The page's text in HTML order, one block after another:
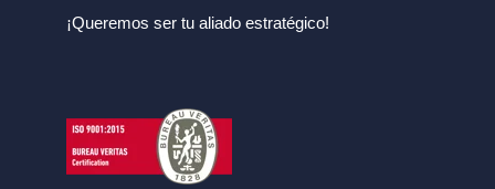
¡Queremos ser tu aliado estratégico!